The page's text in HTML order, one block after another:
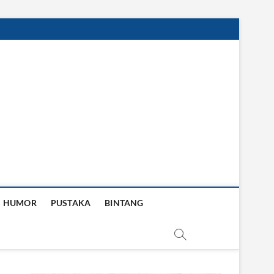
HUMOR PUSTAKA BINTANG